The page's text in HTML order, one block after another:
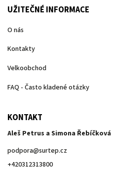
UŽITEČNÉ INFORMACE
O nás
Kontakty
Velkoobchod
FAQ - Často kladené otázky
KONTAKT
Aleš Petrus a Simona Řebíčková
podpora@surtep.cz
+420312313800